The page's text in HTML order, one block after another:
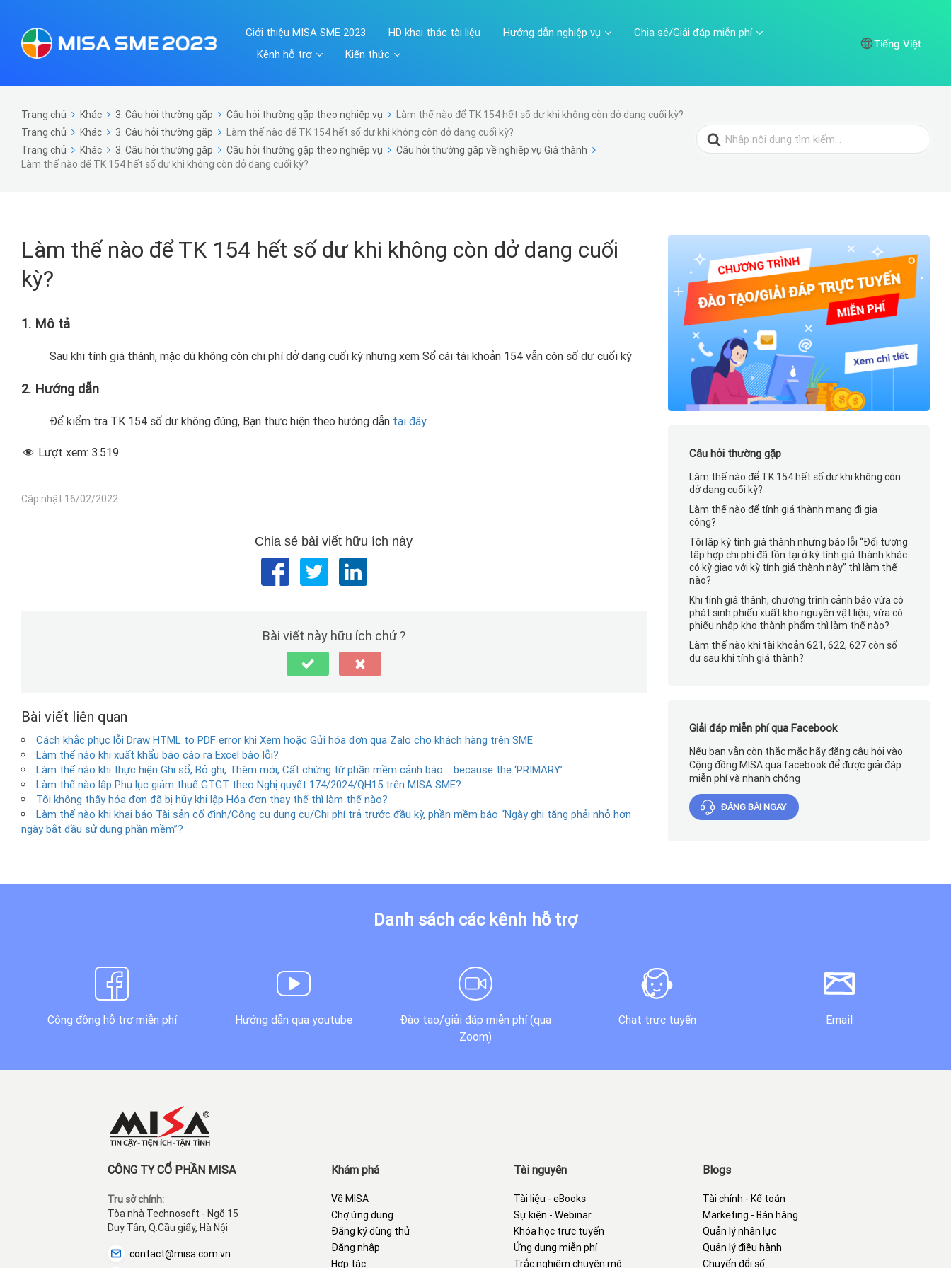
Giới thiệu MISA SME 2023 HD khai thác tài liệu Hướng dẫn nghiệp vụ
Chia sẻ/Giải đáp miễn phí
Kênh hỗ trợ
Kiến thức
Tiếng Việt
Trang chủ Khác 3. Câu hỏi thường gặp Câu hỏi thường gặp theo nghiệp vụ
Làm thế nào để TK 154 hết số dư khi không còn dở dang cuối kỳ?
Trang chủ
Khác 3. Câu hỏi thường gặp
Làm thế nào để TK 154 hết số dư khi không còn dở dang cuối kỳ?
Trang chủ
Khác 3. Câu hỏi thường gặp Câu hỏi thường gặp theo nghiệp vụ
Câu hỏi thường gặp về nghiệp vụ Giá thành
Làm thế nào để TK 154 hết số dư khi không còn dở dang cuối kỳ?
Search
for:
Làm thế nào để TK 154 hết số dư khi không còn dở dang cuối
kỳ?
1. Mô tả
Sau khi tính giá thành, mặc dù không còn chi phí dở dang cuối kỳ nhưng xem Sổ cái tài khoản 154 vẫn còn số dư cuối kỳ
2. Hướng dẫn
Để kiểm tra TK 154 số dư không đúng, Bạn thực hiện theo hướng dẫn tại đây
Lượt xem: 3.519
Cập nhật 16/02/2022
Chia sẻ bài viết hữu ích này
Bài viết này hữu ích chứ ?
Bài viết liên quan
Cách khắc phục lỗi Draw HTML to PDF error khi Xem hoặc Gửi hóa đơn qua Zalo cho khách hàng trên SME
Làm thế nào khi xuất khẩu báo cáo ra Excel báo lỗi?
Làm thế nào khi thực hiện Ghi sổ, Bỏ ghi, Thêm mới, Cất chứng từ phần mềm cảnh báo:….because the ‘PRIMARY’…
Làm thế nào lập Phụ lục giảm thuế GTGT theo Nghị quyết 174/2024/QH15 trên MISA SME?
Tôi không thấy hóa đơn đã bị hủy khi lập Hóa đơn thay thế thì làm thế nào?
Làm thế nào khi khai báo Tài sản cố định/Công cụ dụng cụ/Chi phí trả trước đầu kỳ, phần mềm báo “Ngày ghi tăng phải nhỏ hơn
ngày bắt đầu sử dụng phần mềm”?
Câu hỏi thường gặp
Làm thế nào để TK 154 hết số dư khi không còn
dở dang cuối kỳ?
Làm thế nào để tính giá thành mang đi gia
công?
Tôi lập kỳ tính giá thành nhưng báo lỗi “Đối tượng
tập hợp chi phí đã tồn tại ở kỳ tính giá thành khác
có kỳ giao với kỳ tính giá thành này” thì làm thế
nào?
Khi tính giá thành, chương trình cảnh báo vừa có
phát sinh phiếu xuất kho nguyên vật liệu, vừa có
phiếu nhập kho thành phẩm thì làm thế nào?
Làm thế nào khi tài khoản 621, 622, 627 còn số
dư sau khi tính giá thành?
Giải đáp miễn phí qua Facebook
Nếu bạn vẫn còn thắc mắc hãy đăng câu hỏi vào
Cộng đồng MISA qua facebook để được giải đáp
miễn phí và nhanh chóng
ĐĂNG BÀI NGAY
Danh sách các kênh hỗ trợ
Cộng đồng hỗ trợ miễn phí Hướng dẫn qua youtube
Đào tạo/giải đáp miễn phí (qua
Zoom)
Chat trực tuyến Email
CÔNG TY CỔ PHẦN MISA
Trụ sở chính:
Tòa nhà Technosoft - Ngõ 15
Duy Tân, Q.Cầu giấy, Hà Nội
contact@misa.com.vn
Khám phá
Về MISA
Chợ ứng dụng
Đăng ký dùng thử
Đăng nhập
Hợp tác
Tài nguyên
Tài liệu - eBooks
Sự kiện - Webinar
Khóa học trực tuyến
Ứng dụng miễn phí
Trắc nghiệm chuyên mô
Blogs
Tài chính - Kế toán
Marketing - Bán hàng
Quản lý nhân lực
Quản lý điều hành
Chuyển đổi số